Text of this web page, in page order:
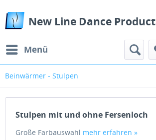
New Line Dance
Menü
Beinwärmer - Stulpen
Stulpen mit und ohne Fersenloch
Große Farbauswahl mehr erfahren »